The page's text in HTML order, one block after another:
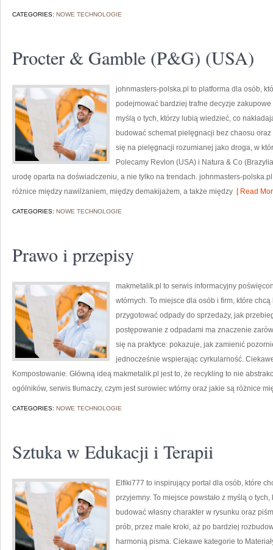
CATEGORIES: NOWE TECHNOLOGIE
Procter & Gamble (P&G) (USA)
johnmasters-polska.pl to platforma dla osób,
podejmować bardziej trafne decyzje
myślą o tych, którzy lubią wiedzieć, co
budować schemat pielęgnacji bez chaosu
się na pielęgnacji rozumianej jako droga, w
Polecamy Revlon (USA) i Natura & Co
urodę oparta na doświadczeniu, a nie tylko na trendach. johnmasters-
różnice między nawilżaniem, między demakijażem, a także między [ Read
CATEGORIES: NOWE TECHNOLOGIE
Prawo i przepisy
makmetalik.pl to serwis informacyjny
wtórnych. To miejsce dla osób i firm, które
przygotować odpady do sprzedaży, jak
postępowanie z odpadami ma znaczenie
się na praktyce: pokazuje, jak zamienić
jednocześnie wspierając cyrkularność.
Kompostowanie. Główną ideą makmetalik.pl jest to, że recykling to nie
ogólników, serwis tłumaczy, czym jest surowiec wtórny oraz jakie są różnice
CATEGORIES: NOWE TECHNOLOGIE
Sztuka w Edukacji i Terapii
Elfiki777 to inspirujący portal dla osób, które
przyjemny. To miejsce powstało z myślą o
budować własny charakter w rysunku oraz
prób, przez małe kroki, aż po bardziej
harmonią pisma. Ciekawe kategorie to